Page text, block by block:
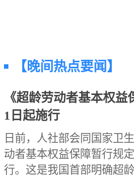
【晚间热点要闻】
《超龄劳动者基本权
1日起施行
日前，人社部会同国家卫
动者基本权益保障暂行规
行。这是我国首部明确超